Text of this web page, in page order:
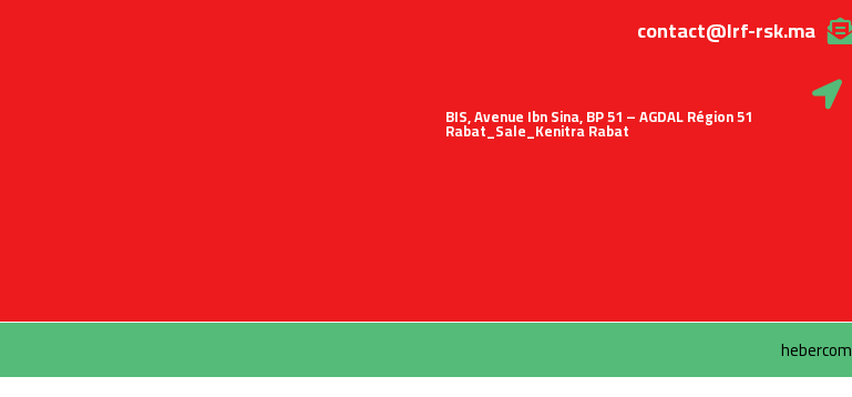
contact@lrf-rsk.ma
51 BIS, Avenue Ibn Sina, BP 51 – AGDAL Région
Rabat_Sale_Kenitra Rabat
hebercom